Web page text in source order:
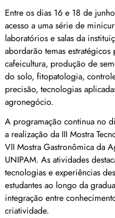
Entre os dias 16 e 18 de
acesso a uma série de
laboratórios e salas da
abordarão temas
cafeicultura, produção de
do solo, fitopatologia,
precisão, tecnologias
agronegócio.
A programação continua no
a realização da III Mostra
VII Mostra Gastronômica da
UNIPAM. As atividades
tecnologias e experiências
estudantes ao longo da
integração entre
criatividade.